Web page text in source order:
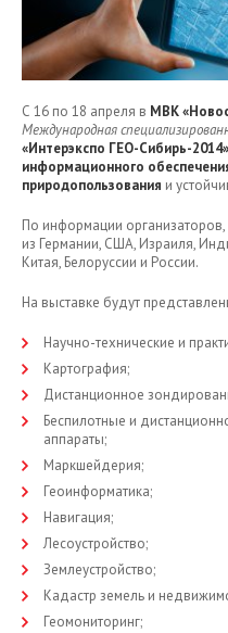
С 16 по 18 апреля в МВК
Международная
«Интерэкспо ГЕО-Сибирь-2014»
информационного
природопользования и
По информации организаторов,
из Германии, США, Израиля,
Китая, Белоруссии и России.
На выставке будут
Научно-технические и
Картография;
Дистанционное
Беспилотные и
аппараты;
Маркшейдерия;
Геоинформатика;
Навигация;
Лесоустройство;
Землеустройство;
Кадастр земель и
Геомониторинг;